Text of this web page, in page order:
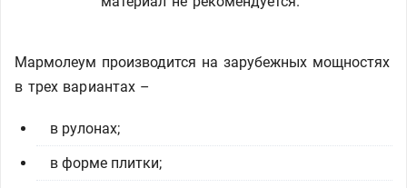
Мармолеум производится на зарубежных мощностях
в трех вариантах –
в рулонах;
в форме плитки;